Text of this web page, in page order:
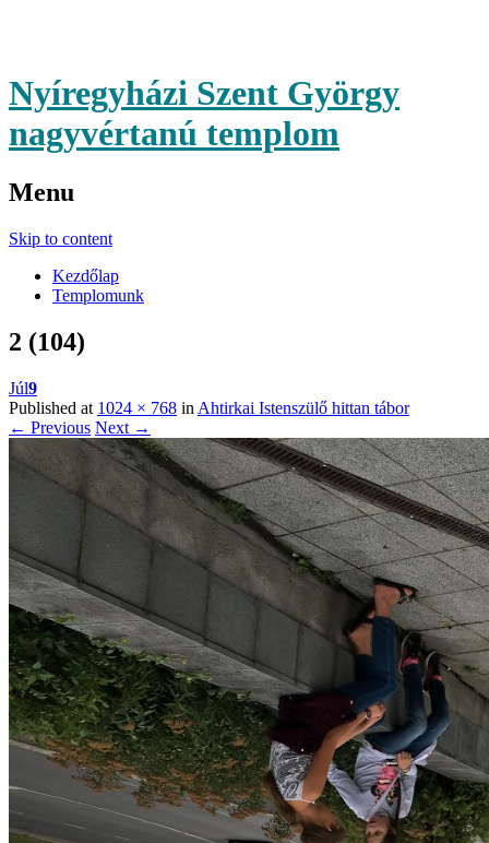
Nyíregyházi Szent György
nagyvértanú templom
Menu
Skip to content
Kezdőlap
Templomunk
2 (104)
Júl9
Published at 1024 × 768 in Ahtirkai Istenszülő hittan tábor
← Previous Next →